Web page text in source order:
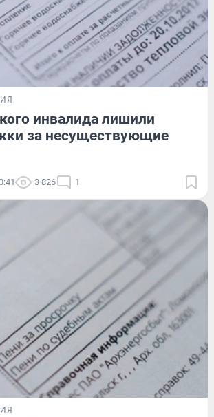
инвалида лишили
за несуществующие
3 826 1